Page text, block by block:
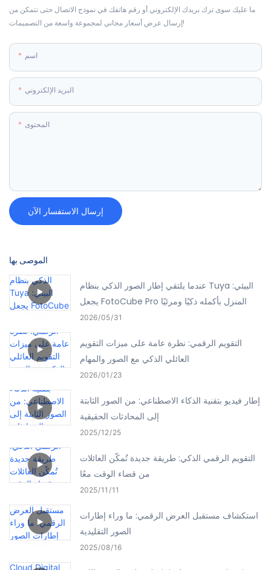
ما عليك سوى ترك بريدك الإلكتروني أو رقم هاتفك في نموذج الاتصال حتى نتمكن من
إرسال عرض أسعار مجاني لمجموعة واسعة من التصميمات!
اسم
البريد الإلكتروني
المحتوى
إرسال الاستفسار الآن
الموصى بها
عندما يلتقي إطار الصور الذكي بنظام Tuya البيئي:
يجعل FotoCube Pro المنزل بأكمله ذكيًا ومرئيًا
2026 05 31
التقويم الرقمي: نظرة عامة على ميزات التقويم
العائلي الذكي مع الصور والمهام
2026 01 23
إطار فيديو بتقنية الذكاء الاصطناعي: من الصور الثابتة
إلى المحادثات الحقيقية
2025 12 25
التقويم الرقمي الذكي: طريقة جديدة تُمكّن العائلات
من قضاء الوقت معًا
2025 11 11
استكشاف مستقبل العرض الرقمي: ما وراء إطارات
الصور التقليدية
2025 08 16